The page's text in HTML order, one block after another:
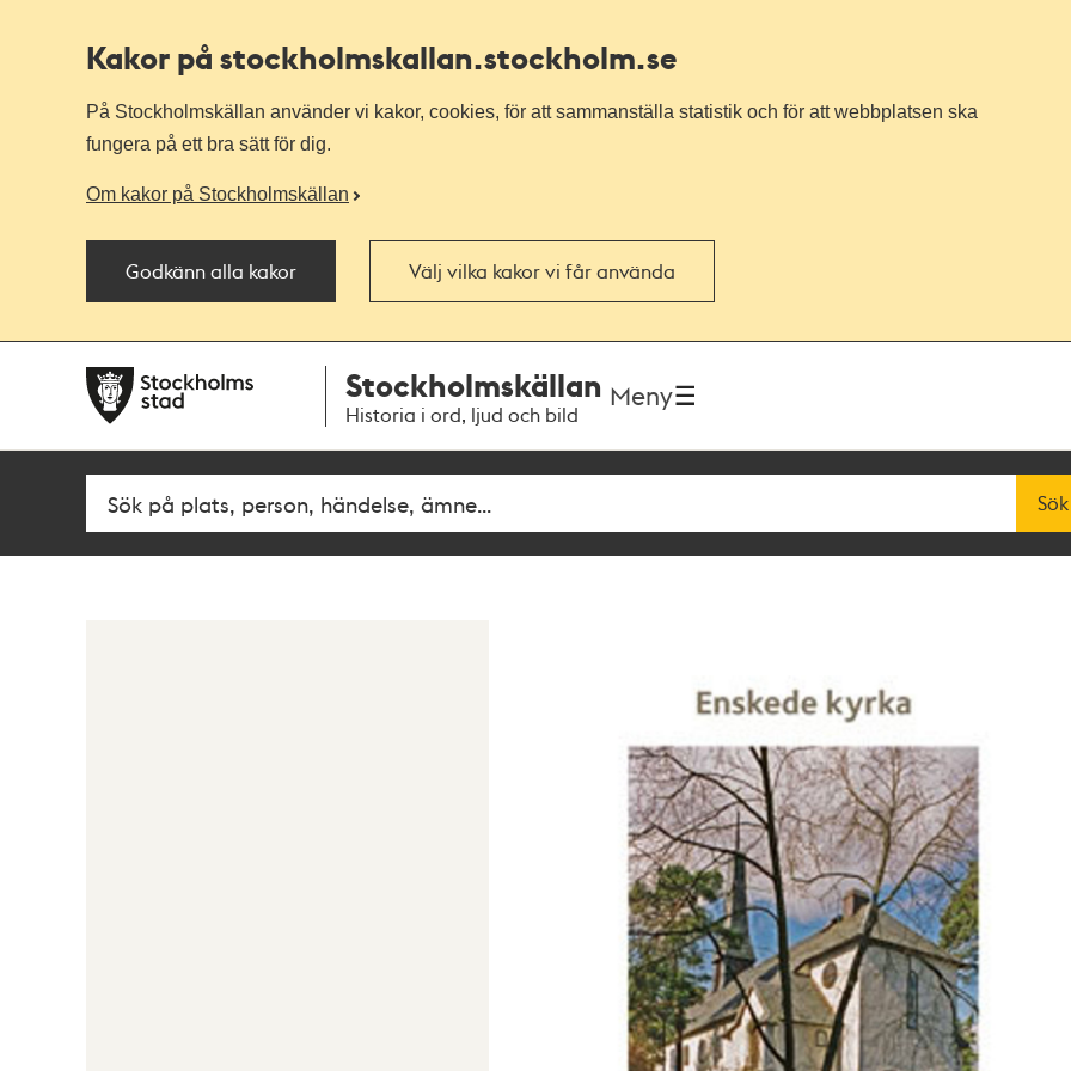
Kakor på stockholmskallan.stockholm.se
På Stockholmskällan använder vi kakor, cookies, för att sammanställa statistik och för att webbplatsen ska
fungera på ett bra sätt för dig.
Om kakor på Stockholmskällan
Godkänn alla kakor Välj vilka kakor vi får använda
navigationen
huvudinnehållet
Stockholmskällan
Historia i ord, ljud och bild
Meny
Fritextsök Sök